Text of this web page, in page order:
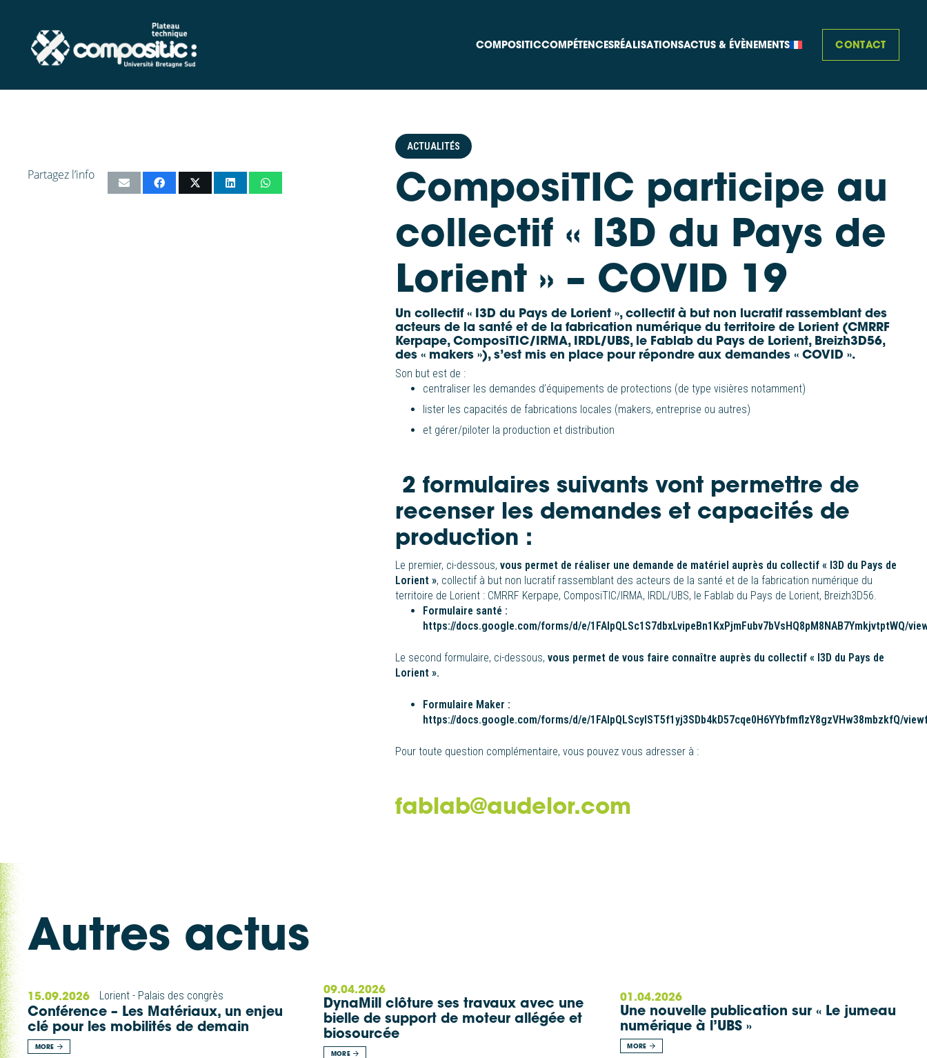
COMPOSITICCOMPÉTENCESRÉALISATIONSACTUS & ÉVÈNEMENTS CONTACT
Partagez l’info
ACTUALITÉS
ComposiTIC participe au
collectif « I3D du Pays de
Lorient » – COVID 19
Un collectif « I3D du Pays de Lorient », collectif à but non lucratif rassemblant des
acteurs de la santé et de la fabrication numérique du territoire de Lorient (CMRRF
Kerpape, ComposiTIC/IRMA, IRDL/UBS, le Fablab du Pays de Lorient, Breizh3D56,
des « makers »), s’est mis en place pour répondre aux demandes « COVID ».
Son but est de :
centraliser les demandes d’équipements de protections (de type visières notamment)
lister les capacités de fabrications locales (makers, entreprise ou autres)
et gérer/piloter la production et distribution
2 formulaires suivants vont permettre de
recenser les demandes et capacités de
production :
Le premier, ci-dessous,vous permet de réaliser une demande de matériel auprès du collectif « I3D du Pays de
Lorient », collectif à but non lucratif rassemblant des acteurs de la santé et de la fabrication numérique du
territoire de Lorient : CMRRF Kerpape, ComposiTIC/IRMA, IRDL/UBS, le Fablab du Pays de Lorient, Breizh3D56.
Formulaire santé :
https://docs.google.com/forms/d/e/1FAIpQLSc1S7dbxLvipeBn1KxPjmFubv7bVsHQ8pM8NAB7YmkjvtptWQ/
Le second formulaire, ci-dessous,vous permet de vous faire connaître auprès du collectif « I3D du Pays de
Lorient ».
Formulaire Maker :
https://docs.google.com/forms/d/e/1FAIpQLScyIST5f1yj3SDb4kD57cqe0H6YYbfmflzY8gzVHw38mbzkfQ/
Pour toute question complémentaire, vous pouvez vous adresser à :
fablab@audelor.com
Autres actus
15.09.2026 Lorient - Palais des congrès
Conférence – Les Matériaux, un enjeu
clé pour les mobilités de demain
MORE
09.04.2026
DynaMill clôture ses travaux avec une
bielle de support de moteur allégée et
biosourcée
MORE
01.04.2026
Une nouvelle publication sur « Le jumeau
numérique à l’UBS »
MORE